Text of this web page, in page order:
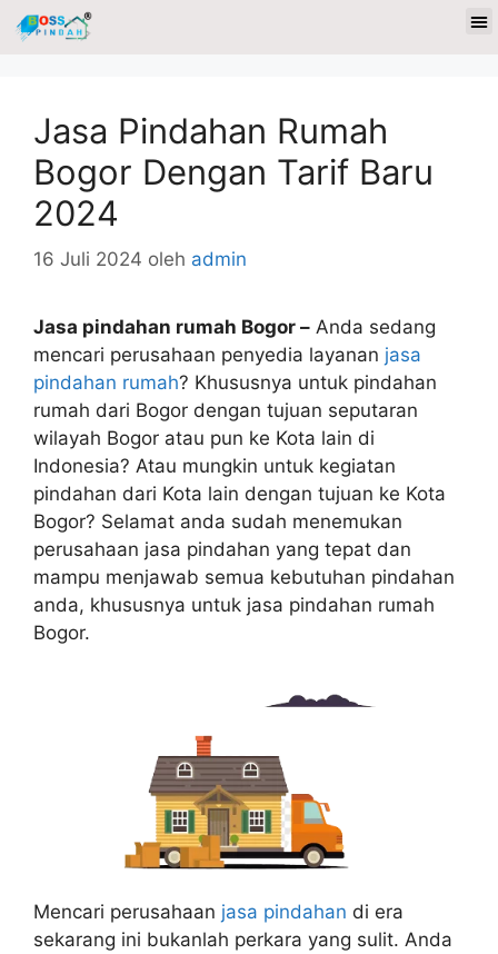
Jasa Pindahan Rumah
Bogor Dengan Tarif Baru
2024
16 Juli 2024 oleh admin
Jasa pindahan rumah Bogor – Anda sedang
mencari perusahaan penyedia layanan jasa
pindahan rumah? Khususnya untuk pindahan
rumah dari Bogor dengan tujuan seputaran
wilayah Bogor atau pun ke Kota lain di
Indonesia? Atau mungkin untuk kegiatan
pindahan dari Kota lain dengan tujuan ke Kota
Bogor? Selamat anda sudah menemukan
perusahaan jasa pindahan yang tepat dan
mampu menjawab semua kebutuhan pindahan
anda, khususnya untuk jasa pindahan rumah
Bogor.
Mencari perusahaan jasa pindahan di era
sekarang ini bukanlah perkara yang sulit. Anda